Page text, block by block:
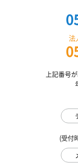
法
上記番号
(受付